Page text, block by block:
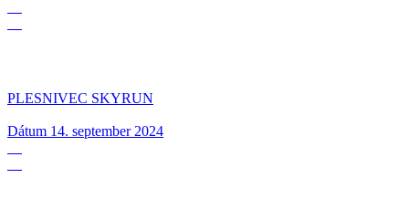
PLESNIVEC SKYRUN
Dátum 14. september 2024